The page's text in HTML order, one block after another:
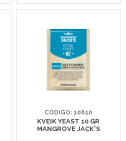
CÓDIGO: 10610
KVEIK YEAST 10 GR
MANGROVE JACK'S